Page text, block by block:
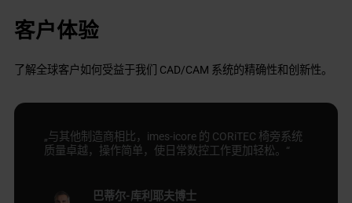
客户体验
了解全球客户如何受益于我们 CAD/CAM 系统的精确性和创新性。
„与其他制造商相比，imes-icore 的 CORiTEC 椅旁系统
质量卓越，操作简单，使日常数控工作更加轻松。“
巴蒂尔-库利耶夫博士